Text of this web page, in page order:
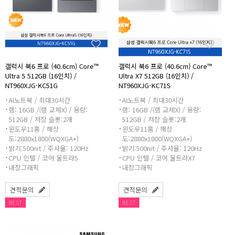
갤럭시 북6 프로 (40.6cm) Core™
Ultra 5 512GB (16인치) /
NT960XJG-KC51G
AI노트북 / 최대30시간
램: 16GB /(램 교체X) / 용량:
512GB / 저장 슬롯:2개
윈도우11홈 / 해상
도:2880x1800(WQXGA+)
밝기:500nit / 주사율: 120Hz
CPU 인텔 / 코어 울트라5
내장그래픽
견적문의
BEST
갤럭시 북6 프로 (40.6cm) Core™
Ultra X7 512GB (16인치) /
NT960XJG-KC71S
AI노트북 / 최대30시간
램: 16GB /(램 교체X) / 용량:
512GB / 저장 슬롯:2개
윈도우11홈 / 해상
도:2880x1800(WQXGA+)
밝기:500nit / 주사율: 120Hz
CPU 인텔 / 코어 울트라X7
내장그래픽
견적문의
BEST